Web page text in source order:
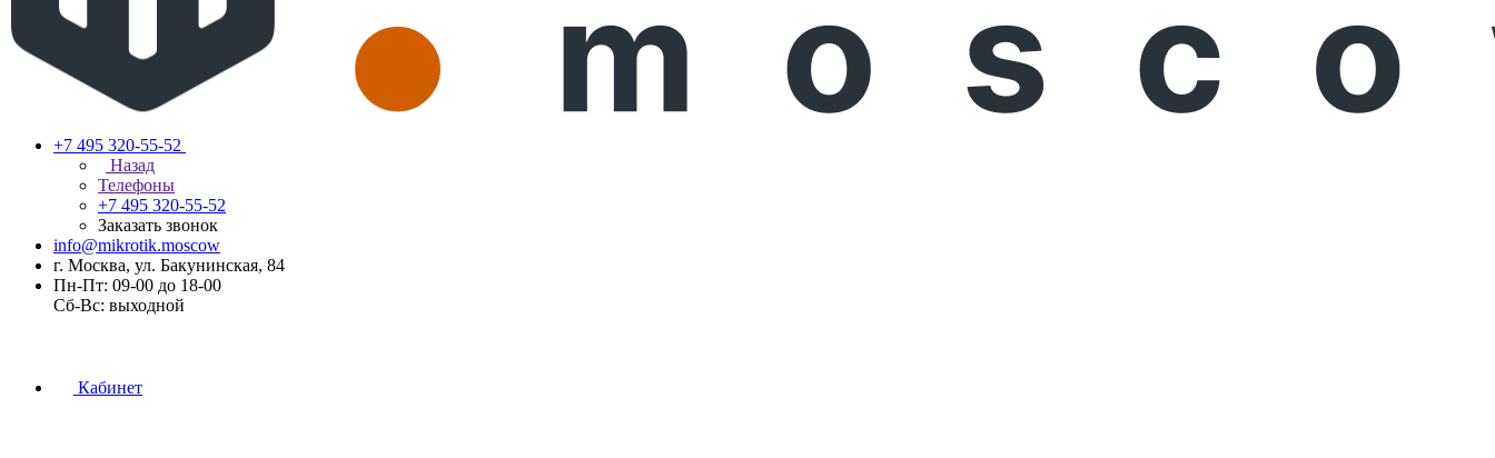
+7 495 320-55-52
Назад
Телефоны
+7 495 320-55-52
Заказать звонок
info@mikrotik.moscow
г. Москва, ул. Бакунинская, 84
Пн-Пт: 09-00 до 18-00
Сб-Вс: выходной
Кабинет